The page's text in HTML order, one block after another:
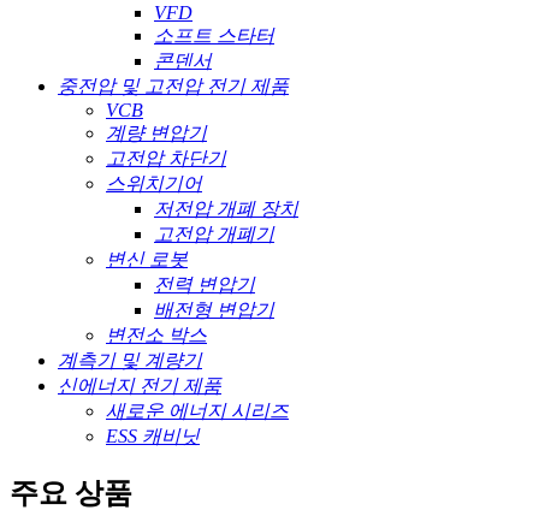
VFD
소프트 스타터
콘덴서
중전압 및 고전압 전기 제품
VCB
계량 변압기
고전압 차단기
스위치기어
저전압 개폐 장치
고전압 개폐기
변신 로봇
전력 변압기
배전형 변압기
변전소 박스
계측기 및 계량기
신에너지 전기 제품
새로운 에너지 시리즈
ESS 캐비닛
주요 상품